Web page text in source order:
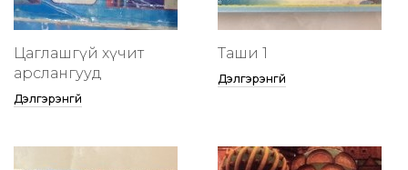
Цаглашгүй хүчит
арслангууд
Дэлгэрэнгүй
Таши 1
Дэлгэрэнгүй